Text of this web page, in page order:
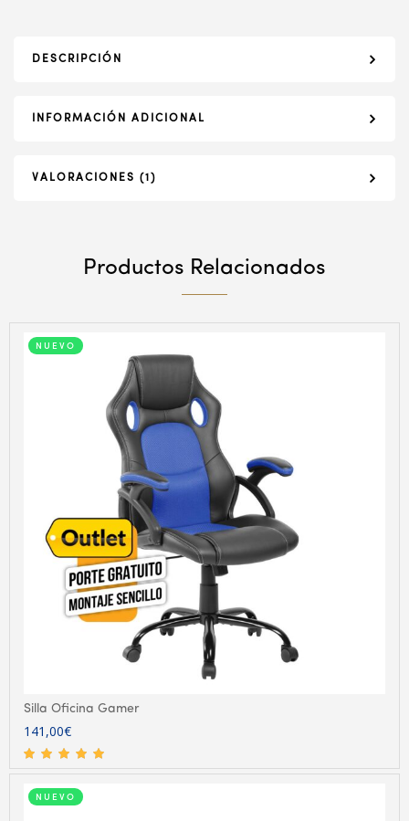
DESCRIPCIÓN
INFORMACIÓN ADICIONAL
VALORACIONES (1)
Productos Relacionados
NUEVO
Silla Oficina Gamer
141,00€
NUEVO